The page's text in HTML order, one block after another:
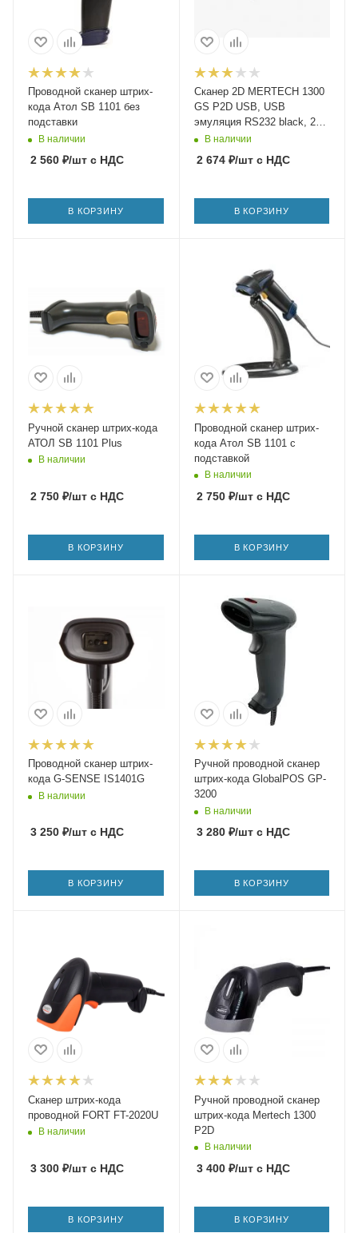
Проводной сканер штрих-
кода Атол SB 1101 без
подставки
В наличии
2 560 ₽/шт с НДС
В КОРЗИНУ
Сканер 2D MERTECH 1300
GS P2D USB, USB
эмуляция RS232 black, 2m
cableВ наличии
2 674₽/штс НДС
В КОРЗИНУ
Ручной сканер штрих-кода
АТОЛ SB 1101 Plus
В наличии
2 750 ₽/шт с НДС
В КОРЗИНУ
Проводной сканер штрих-
кода Атол SB 1101 с
подставкой
В наличии
2 750₽/штс НДС
В КОРЗИНУ
Проводной сканер штрих-
кода G-SENSE IS1401G
В наличии
3 250 ₽/шт с НДС
В КОРЗИНУ
Ручной проводной сканер
штрих-кода GlobalPOS GP-
3200
В наличии
3 280₽/штс НДС
В КОРЗИНУ
Сканер штрих-кода
проводной FORT FT-2020U
В наличии
3 300 ₽/шт с НДС
В КОРЗИНУ
Ручной проводной сканер
штрих-кода Mertech 1300
P2D
В наличии
3 400₽/штс НДС
В КОРЗИНУ